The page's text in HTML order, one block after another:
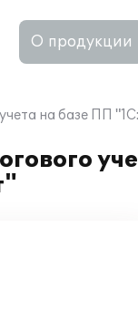
О продукции
учета на базе